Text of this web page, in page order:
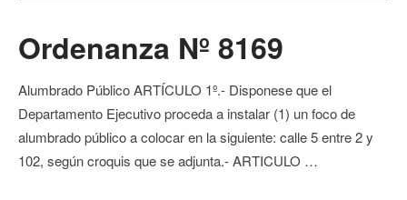
Ordenanza Nº 8169
Alumbrado Público ARTÍCULO 1º.- Disponese que el
Departamento Ejecutivo proceda a instalar (1) un foco de
alumbrado público a colocar en la siguiente: calle 5 entre 2 y
102, según croquis que se adjunta.- ARTICULO …